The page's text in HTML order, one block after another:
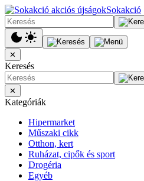
Sokakció
✕
Keresés
✕
Kategóriák
Hipermarket
Műszaki cikk
Otthon, kert
Ruházat, cipők és sport
Drogéria
Egyéb